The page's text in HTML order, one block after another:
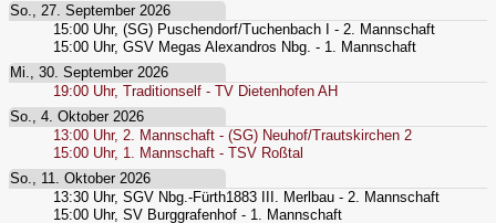
So., 27. September 2026
15:00 Uhr, (SG) Puschendorf/Tuchenbach I - 2. Mannschaft
15:00 Uhr, GSV Megas Alexandros Nbg. - 1. Mannschaft
Mi., 30. September 2026
19:00 Uhr, Traditionself - TV Dietenhofen AH
So., 4. Oktober 2026
13:00 Uhr, 2. Mannschaft - (SG) Neuhof/Trautskirchen 2
15:00 Uhr, 1. Mannschaft - TSV Roßtal
So., 11. Oktober 2026
13:30 Uhr, SGV Nbg.-Fürth1883 III. Merlbau - 2. Mannschaft
15:00 Uhr, SV Burggrafenhof - 1. Mannschaft